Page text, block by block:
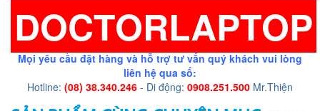
DOCTORLAPTOP
Mọi yêu cầu đặt hàng và hỗ trợ tư vấn quý khách vui lòng
liên hệ qua số:
Hotline: (08) 38.340.246 - Di động: 0908.251.500 Mr.Thiện